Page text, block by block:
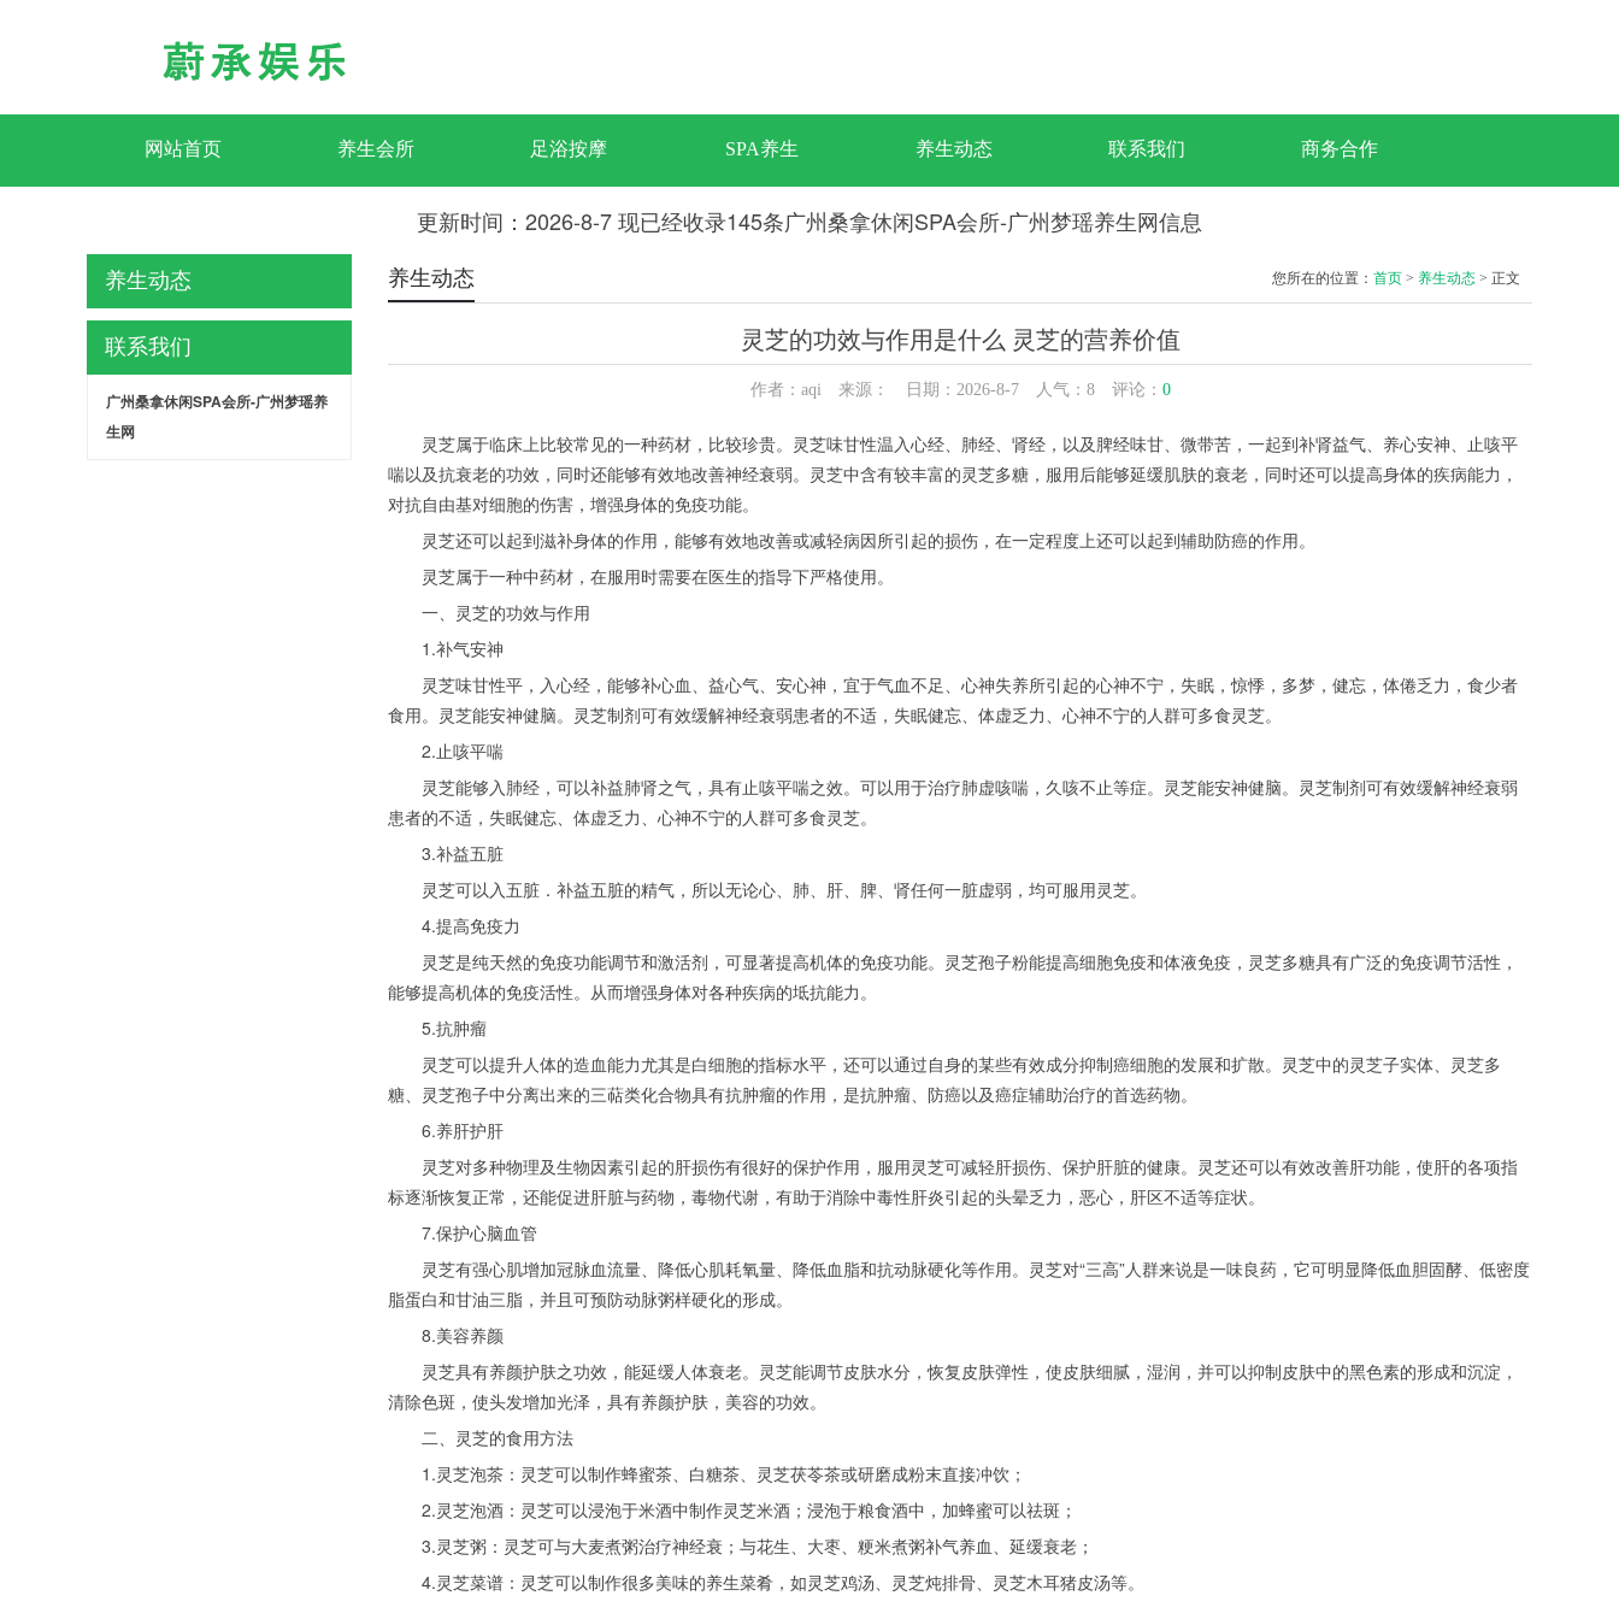
网站首页 养生会所 足浴按摩 SPA养生 养生动态 联系我们 商务合作
更新时间：2026-8-7 现已经收录145条广州桑拿休闲SPA会所-广州梦瑶养生网信息
养生动态
联系我们
广州桑拿休闲SPA会所-广州梦瑶养
生网
养生动态 您所在的位置： 首页 > 养生动态 > 正文
灵芝的功效与作用是什么 灵芝的营养价值
作者：aqi 来源： 日期：2026-8-7 人气： 8评论： 0
灵芝属于临床上比较常见的一种药材，比较珍贵。灵芝味甘性温入心经、肺经、肾经，以及脾经味甘、微带苦，一起到补肾益气、养心安神、止咳平
喘以及抗衰老的功效，同时还能够有效地改善神经衰弱。灵芝中含有较丰富的灵芝多糖，服用后能够延缓肌肤的衰老，同时还可以提高身体的疾病能力，
对抗自由基对细胞的伤害，增强身体的免疫功能。
灵芝还可以起到滋补身体的作用，能够有效地改善或减轻病因所引起的损伤，在一定程度上还可以起到辅助防癌的作用。
灵芝属于一种中药材，在服用时需要在医生的指导下严格使用。
一、灵芝的功效与作用
1.补气安神
灵芝味甘性平，入心经，能够补心血、益心气、安心神，宜于气血不足、心神失养所引起的心神不宁，失眠，惊悸，多梦，健忘，体倦乏力，食少者
食用。灵芝能安神健脑。灵芝制剂可有效缓解神经衰弱患者的不适，失眠健忘、体虚乏力、心神不宁的人群可多食灵芝。
2.止咳平喘
灵芝能够入肺经，可以补益肺肾之气，具有止咳平喘之效。可以用于治疗肺虚咳喘，久咳不止等症。灵芝能安神健脑。灵芝制剂可有效缓解神经衰弱
患者的不适，失眠健忘、体虚乏力、心神不宁的人群可多食灵芝。
3.补益五脏
灵芝可以入五脏．补益五脏的精气，所以无论心、肺、肝、脾、肾任何一脏虚弱，均可服用灵芝。
4.提高免疫力
灵芝是纯天然的免疫功能调节和激活剂，可显著提高机体的免疫功能。灵芝孢子粉能提高细胞免疫和体液免疫，灵芝多糖具有广泛的免疫调节活性，
能够提高机体的免疫活性。从而增强身体对各种疾病的坻抗能力。
5.抗肿瘤
灵芝可以提升人体的造血能力尤其是白细胞的指标水平，还可以通过自身的某些有效成分抑制癌细胞的发展和扩散。灵芝中的灵芝子实体、灵芝多
糖、灵芝孢子中分离出来的三萜类化合物具有抗肿瘤的作用，是抗肿瘤、防癌以及癌症辅助治疗的首选药物。
6.养肝护肝
灵芝对多种物理及生物因素引起的肝损伤有很好的保护作用，服用灵芝可减轻肝损伤、保护肝脏的健康。灵芝还可以有效改善肝功能，使肝的各项指
标逐渐恢复正常，还能促进肝脏与药物，毒物代谢，有助于消除中毒性肝炎引起的头晕乏力，恶心，肝区不适等症状。
7.保护心脑血管
灵芝有强心肌增加冠脉血流量、降低心肌耗氧量、降低血脂和抗动脉硬化等作用。灵芝对“三高”人群来说是一味良药，它可明显降低血胆固酵、低密度
脂蛋白和甘油三脂，并且可预防动脉粥样硬化的形成。
8.美容养颜
灵芝具有养颜护肤之功效，能延缓人体衰老。灵芝能调节皮肤水分，恢复皮肤弹性，使皮肤细腻，湿润，并可以抑制皮肤中的黑色素的形成和沉淀，
清除色斑，使头发增加光泽，具有养颜护肤，美容的功效。
二、灵芝的食用方法
1.灵芝泡茶：灵芝可以制作蜂蜜茶、白糖茶、灵芝茯苓茶或研磨成粉末直接冲饮；
2.灵芝泡酒：灵芝可以浸泡于米酒中制作灵芝米酒；浸泡于粮食酒中，加蜂蜜可以祛斑；
3.灵芝粥：灵芝可与大麦煮粥治疗神经衰；与花生、大枣、粳米煮粥补气养血、延缓衰老；
4.灵芝菜谱：灵芝可以制作很多美味的养生菜肴，如灵芝鸡汤、灵芝炖排骨、灵芝木耳猪皮汤等。